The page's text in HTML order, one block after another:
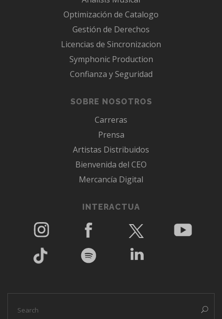
Optimización de Catalogo
Gestión de Derechos
Licencias de Sincronizacion
Symphonic Production
Confianza y Seguridad
SOBRE NOSOTROS
Carreras
Prensa
Artistas Distribuidos
Bienvenida del CEO
Mercancía Digital
INTERACTUA